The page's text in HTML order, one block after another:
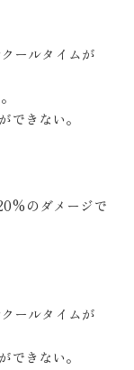
ールタイムが
できない。
のダメージで
ールタイムが
できない。